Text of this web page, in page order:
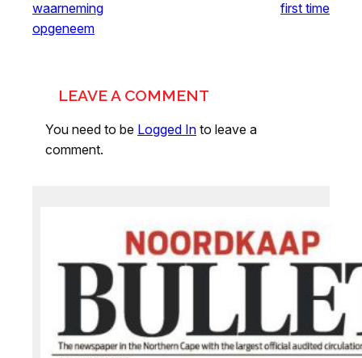
waarneming
opgeneem
first time
LEAVE A COMMENT
You need to be Logged In to leave a
comment.